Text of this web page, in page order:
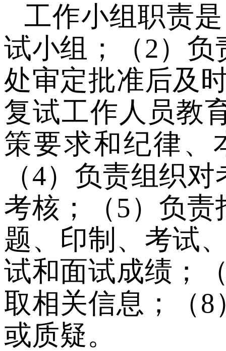
工作小组职责是
试小组；
（2） 负
处审定批准后及
复试工作人员教
策要求和纪律、
（4） 负责组织对
考核；
（5） 负责
题、印制、考试
试和面试成绩；
取相关信息；
（8
或质疑。